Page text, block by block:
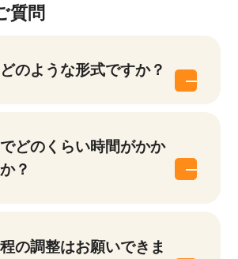
質問
のような形式ですか？
どのくらい時間がかか
？
の調整はお願いできま